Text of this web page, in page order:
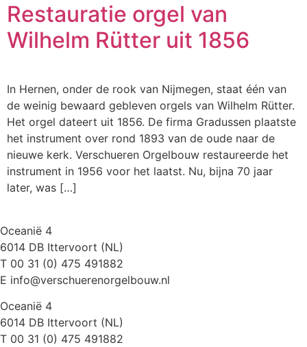
Restauratie orgel van
Wilhelm Rütter uit 1856
In Hernen, onder de rook van Nijmegen, staat één van
de weinig bewaard gebleven orgels van Wilhelm Rütter.
Het orgel dateert uit 1856. De firma Gradussen plaatste
het instrument over rond 1893 van de oude naar de
nieuwe kerk. Verschueren Orgelbouw restaureerde het
instrument in 1956 voor het laatst. Nu, bijna 70 jaar
later, was […]
Oceanië 4
6014 DB Ittervoort (NL)
T 00 31 (0) 475 491882
E info@verschuerenorgelbouw.nl
Oceanië 4
6014 DB Ittervoort (NL)
T 00 31 (0) 475 491882